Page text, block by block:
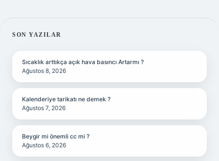
SIDEBAR
SON YAZILAR
Sıcaklık arttıkça açık hava basıncı Artarmı ?
Ağustos 8, 2026
Kalenderiye tarikatı ne demek ?
Ağustos 7, 2026
Beygir mi önemli cc mi ?
Ağustos 6, 2026